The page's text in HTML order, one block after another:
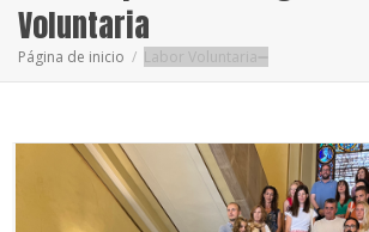
Voluntaria
Página de inicio Labor Voluntaria